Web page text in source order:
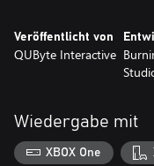
Veröffentlicht von
QUByte Interactive
Wiedergabe mit
XBOX One